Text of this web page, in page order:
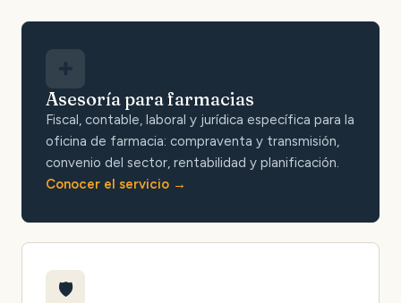
Asesoría para farmacias
Fiscal, contable, laboral y jurídica específica para la
oficina de farmacia: compraventa y transmisión,
convenio del sector, rentabilidad y planificación.
Conocer el servicio
🛡️